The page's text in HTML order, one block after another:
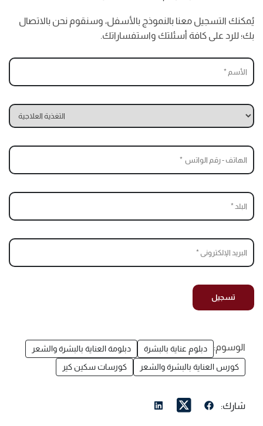
يُمكنك التسجيل معنا بالنموذج بالأسفل، وسنقوم نحن بالاتصال
بك؛ للرد على كافة أسئلتك واستفساراتك.
الوسوم: دبلوم عناية بالبشرة
دبلومة العناية بالبشرة والشعر
كورس العناية بالبشرة والشعر
كورسات سكين كير
شارك: